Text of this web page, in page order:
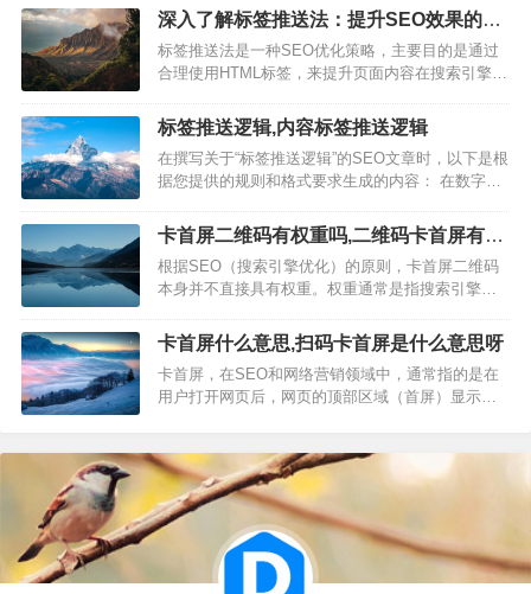
希望能帮助您找到最适合您需求的解决方案。 新标
签页是浏览器中不可或缺的一个功能，它不仅能够
帮助我们快速打开新的网页，还能提供丰富的个性
化设置。以下是一些值得推荐的…
深入了解标签推送法：提升SEO效果的关
键策略
标签推送法是一种SEO优化策略，主要目的是通过
合理使用HTML标签，来提升页面内容在搜索引擎中
明，按照SEO文章的写作规则进行编写： 在数字营
销的世界中，SEO（搜索引擎优化）是提升网站可
见性的关键。而“标签推送法”作为一种有效的SEO策
略，被越…
标签推送逻辑,内容标签推送逻辑
在撰写关于“标签推送逻辑”的SEO文章时，以下是根
据您提供的规则和格式要求生成的内容： 在数字化
心技术之一。本文将详细介绍标签推送逻辑的工作
原理，以及如何通过优化这一逻辑来增强用户的互
动体验。 一、标签推送逻辑的原理 标签推送逻辑是
一种基于用户行为…
卡首屏二维码有权重吗,二维码卡首屏有权
重吗
根据SEO（搜索引擎优化）的原则，卡首屏二维码
本身并不直接具有权重。权重通常是指搜索引擎对
用于用户扫描的图像，它本身并不影响搜索引擎对
网页权重的判断。 卡首屏二维码的出现在某些情况
下可能会间接影响页面的SEO表现： 1. 用户体验
（UX）: 如果二维码…
卡首屏什么意思,扫码卡首屏是什么意思呀
卡首屏，在SEO和网络营销领域中，通常指的是在
用户打开网页后，网页的顶部区域（首屏）显示的
语常常用来描述以下几种情况： 1. 内容吸引力不
足：网页首屏的内容不够吸引人，用户打开网页后
没有继续向下阅读的兴趣，从而…